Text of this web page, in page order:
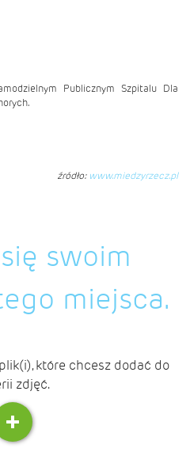
Publicznym Szpitalu Dla
źródło: www.miedzyrzecz.pl
swoim
miejsca.
które chcesz dodać do
zdjęć.